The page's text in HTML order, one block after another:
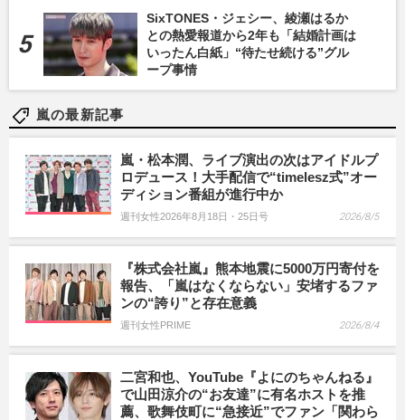
SixTONES・ジェシー、綾瀬はるか
との熱愛報道から2年も「結婚計画は
いったん白紙」“待たせ続ける”グル
ープ事情
嵐の最新記事
嵐・松本潤、ライブ演出の次はアイドルプ
ロデュース！大手配信で“timelesz式”オー
ディション番組が進行中か
週刊女性2026年8月18日・25日号 2026/8/5
『株式会社嵐』熊本地震に5000万円寄付を
報告、「嵐はなくならない」安堵するファ
ンの“誇り”と存在意義
週刊女性PRIME 2026/8/4
二宮和也、YouTube『よにのちゃんねる』
で山田涼介の“お友達”に有名ホストを推
薦、歌舞伎町に“急接近”でファン「関わら